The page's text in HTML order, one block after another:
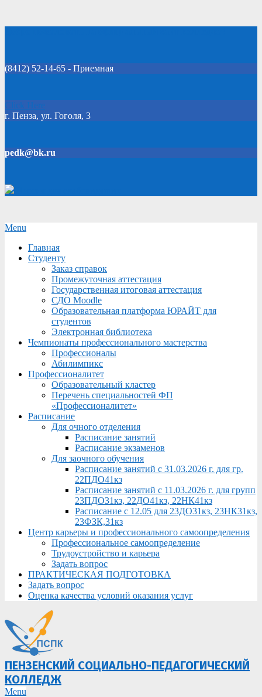
(8412) 52-14-65 - Приемная
Click Here
г. Пенза, ул. Гоголя, 3
pedk@bk.ru
Secondary
Menu
Menu
Главная
Студенту
Заказ справок
Промежуточная аттестация
Государственная итоговая аттестация
СДО Moodle
Образовательная платформа ЮРАЙТ для
студентов
Электронная библиотека
Чемпионаты профессионального мастерства
Профессионалы
Абилимпикс
Профессионалитет
Образовательный кластер
Перечень специальностей ФП
«Профессионалитет»
Расписание
Для очного отделения
Расписание занятий
Расписание экзаменов
Для заочного обучения
Расписание занятий с 31.03.2026 г. для гр.
22ПДО41кз
Расписание занятий с 11.03.2026 г. для групп
23ПДО31кз, 22ДО41кз, 22НК41кз
Расписание с 12.05 для 23ДО31кз, 23НК31кз,
23ФЗК,31кз
Центр карьеры и профессионального самоопределения
Профессиональное самоопределение
Трудоустройство и карьера
Задать вопрос
ПРАКТИЧЕСКАЯ ПОДГОТОВКА
Задать вопрос
Оценка качества условий оказания услуг
ПЕНЗЕНСКИЙ СОЦИАЛЬНО-ПЕДАГОГИЧЕСКИЙ
КОЛЛЕДЖ
Primary
Menu